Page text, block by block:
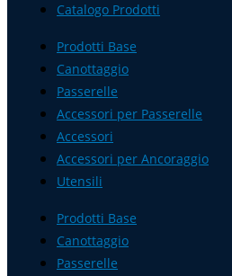
Catalogo Prodotti
Prodotti Base
Canottaggio
Passerelle
Accessori per Passerelle
Accessori
Accessori per Ancoraggio
Utensili
Prodotti Base
Canottaggio
Passerelle